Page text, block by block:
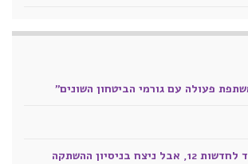
פעולה עם גורמי הביטחון השונים"
בניסיון ההשתקה